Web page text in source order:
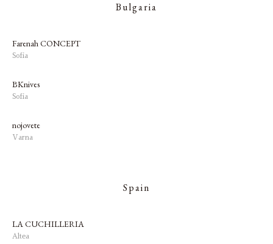
Bulgaria
Farenah CONCEPT
Sofia
BKnives
Sofia
nojovete
Varna
Spain
LA CUCHILLERIA
Altea